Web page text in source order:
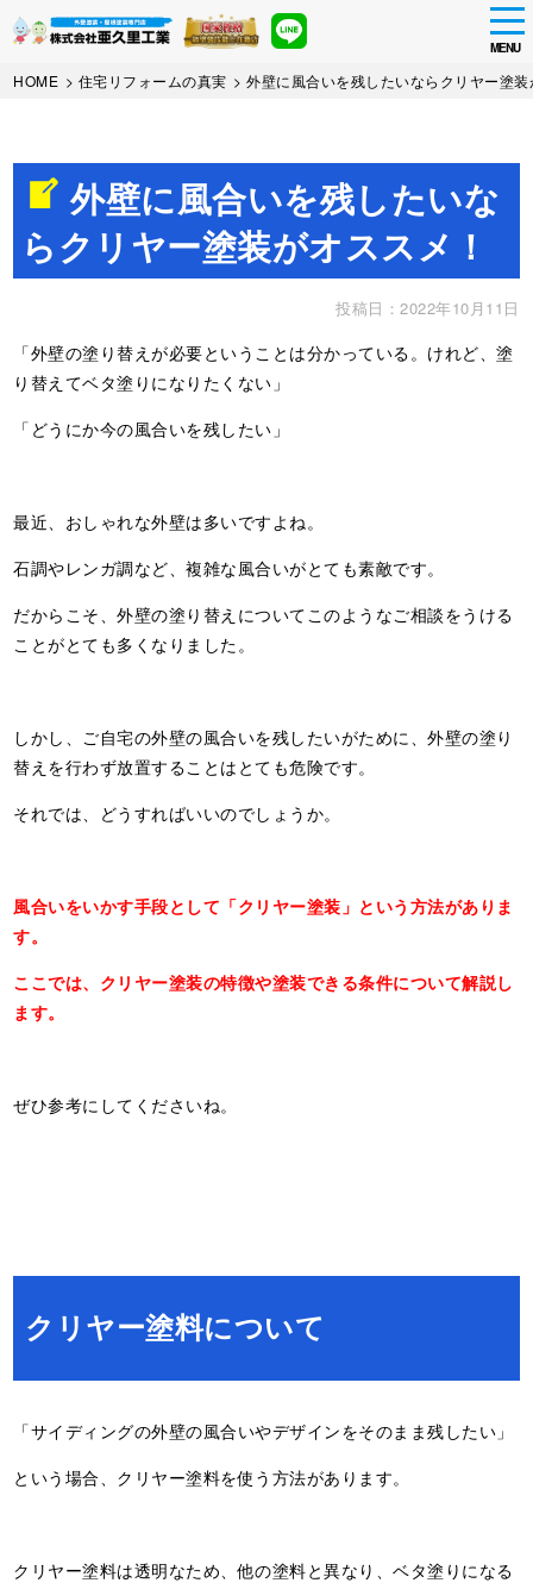
Skip
MENU
HOME > 住宅リフォームの真実 >外壁に風合いを残したいならクリヤー塗
外壁に風合いを残したいな
らクリヤー塗装がオススメ！
投稿日：2022年10月11日
「外壁の塗り替えが必要ということは分かっている。けれど、塗
り替えてベタ塗りになりたくない」
「どうにか今の風合いを残したい」
最近、おしゃれな外壁は多いですよね。
石調やレンガ調など、複雑な風合いがとても素敵です。
だからこそ、外壁の塗り替えについてこのようなご相談をうける
ことがとても多くなりました。
しかし、ご自宅の外壁の風合いを残したいがために、外壁の塗り
替えを行わず放置することはとても危険です。
それでは、どうすればいいのでしょうか。
風合いをいかす手段として「クリヤー塗装」という方法がありま
す。
ここでは、クリヤー塗装の特徴や塗装できる条件について解説し
ます。
ぜひ参考にしてくださいね。
クリヤー塗料について
「サイディングの外壁の風合いやデザインをそのまま残したい」
という場合、クリヤー塗料を使う方法があります。
クリヤー塗料は透明なため、他の塗料と異なり、ベタ塗りになる